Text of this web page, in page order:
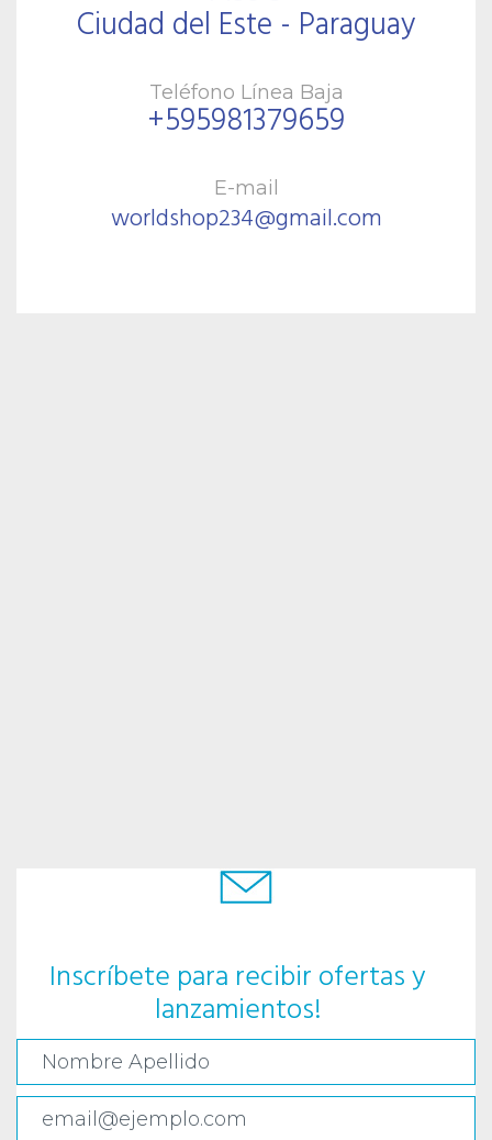
Ciudad del Este - Paraguay
Teléfono Línea Baja
+595981379659
E-mail
worldshop234@gmail.com
Inscríbete para recibir ofertas y
lanzamientos!